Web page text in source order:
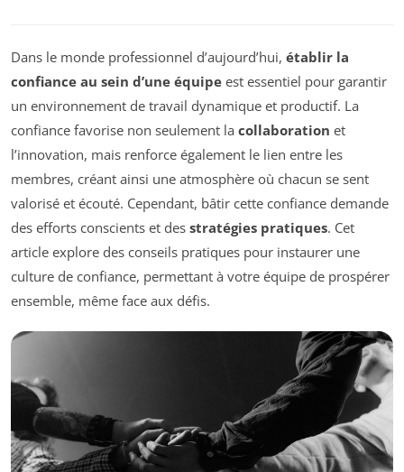
Dans le monde professionnel d’aujourd’hui, établir la
confiance au sein d’une équipe est essentiel pour garantir
un environnement de travail dynamique et productif. La
confiance favorise non seulement la collaboration et
l’innovation, mais renforce également le lien entre les
membres, créant ainsi une atmosphère où chacun se sent
valorisé et écouté. Cependant, bâtir cette confiance demande
des efforts conscients et des stratégies pratiques. Cet
article explore des conseils pratiques pour instaurer une
culture de confiance, permettant à votre équipe de prospérer
ensemble, même face aux défis.